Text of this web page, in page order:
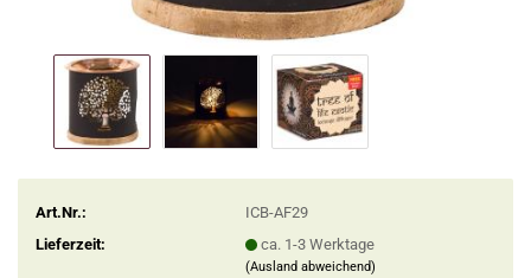
Art.Nr.:
ICB-AF29
Lieferzeit:
ca. 1-3 Werktage
(Ausland abweichend)